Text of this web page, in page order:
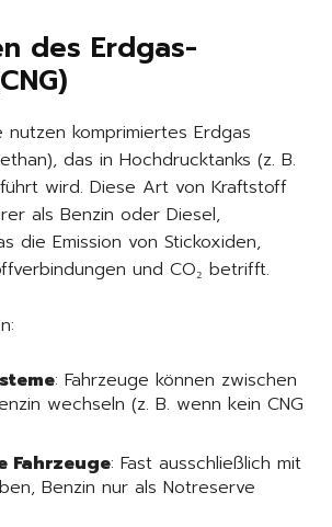
des Erdgas-
nutzen komprimiertes Erdgas
das in Hochdrucktanks (z. B.
wird. Diese Art von Kraftstoff
als Benzin oder Diesel,
die Emission von Stickoxiden,
und CO₂ betrifft.
: Fahrzeuge können zwischen
wechseln (z. B. wenn kein CNG
Fahrzeuge: Fast ausschließlich mit
Benzin nur als Notreserve